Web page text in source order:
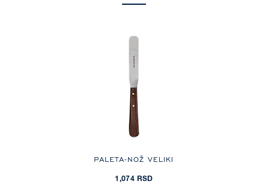
PALETA-NOŽ VELIKI
1,074 RSD